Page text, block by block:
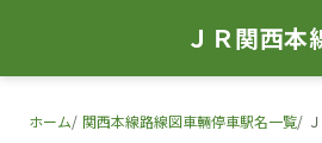
ＪＲ関西本
ホーム 関西本線路線図車輛停車駅名一覧